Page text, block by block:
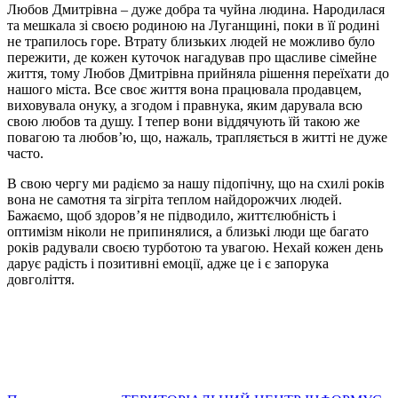
Любов Дмитрівна – дуже добра та чуйна людина. Народилася
та мешкала зі своєю родиною на Луганщині, поки в її родині
не трапилось горе. Втрату близьких людей не можливо було
пережити, де кожен куточок нагадував про щасливе сімейне
життя, тому Любов Дмитрівна прийняла рішення переїхати до
нашого міста. Все своє життя вона працювала продавцем,
виховувала онуку, а згодом і правнука, яким дарувала всю
свою любов та душу. І тепер вони віддячують їй такою же
повагою та любов’ю, що, нажаль, трапляється в житті не дуже
часто.
В свою чергу ми радіємо за нашу підопічну, що на схилі років
вона не самотня та зігріта теплом найдорожчих людей.
Бажаємо, щоб здоров’я не підводило, життєлюбність і
оптимізм ніколи не припинялися, а близькі люди ще багато
років радували своєю турботою та увагою. Нехай кожен день
дарує радість і позитивні емоції, адже це і є запорука
довголіття.